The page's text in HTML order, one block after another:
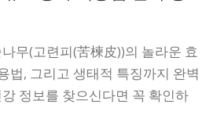
무(고련피(苦楝皮))의 놀라운 효
법, 그리고 생태적 특징까지 완벽
정보를 찾으신다면 꼭 확인하